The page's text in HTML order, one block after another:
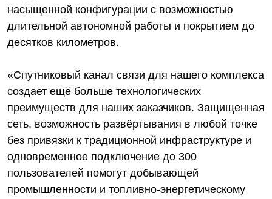
насыщенной конфигурации с возможностью
длительной автономной работы и покрытием до
десятков километров.
«Спутниковый канал связи для нашего комплекса
создает ещё больше технологических
преимуществ для наших заказчиков. Защищенная
сеть, возможность развёртывания в любой точке
без привязки к традиционной инфраструктуре и
одновременное подключение до 300
пользователей помогут добывающей
промышленности и топливно-энергетическому